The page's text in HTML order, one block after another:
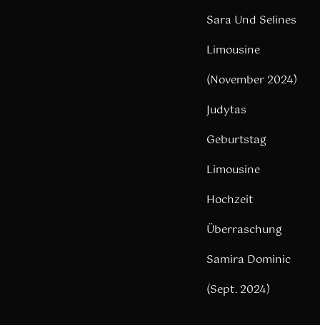
Sara Und Selines
Limousine
(November 2024)
Judytas
Geburtstag
Limousine
Hochzeit
Überraschung
Samira Dominic
(Sept. 2024)